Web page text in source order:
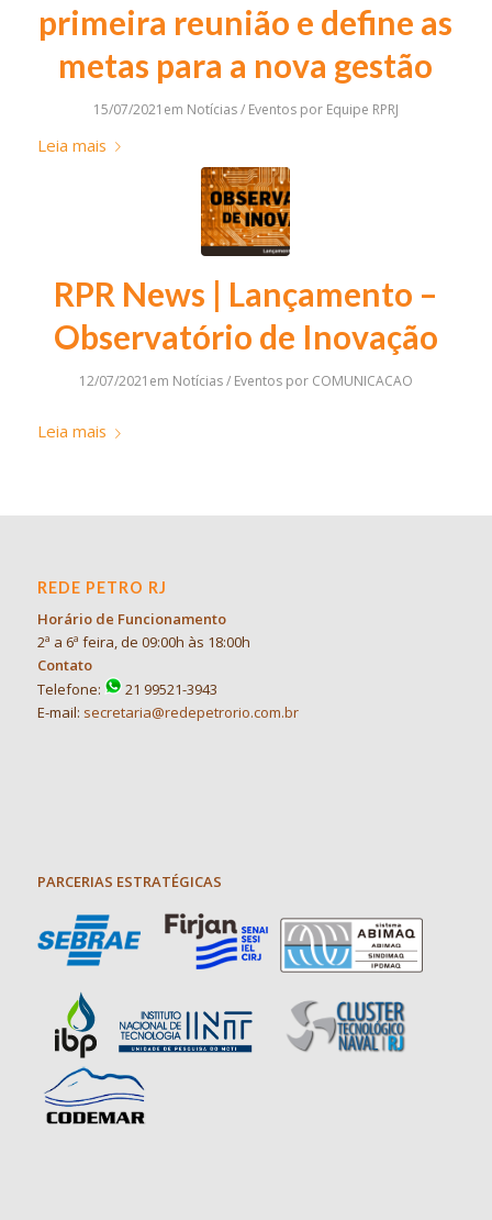
primeira reunião e define as
metas para a nova gestão
15/07/2021 em Notícias / Eventos por Equipe RPRJ
Leia mais
RPR News | Lançamento –
Observatório de Inovação
12/07/2021 em Notícias / Eventos por COMUNICACAO
Leia mais
REDE PETRO RJ
Horário de Funcionamento
2ª a 6ª feira, de 09:00h às 18:00h
Contato
Telefone:
21 99521-3943
E-mail: secretaria@redepetrorio.com.br
PARCERIAS ESTRATÉGICAS